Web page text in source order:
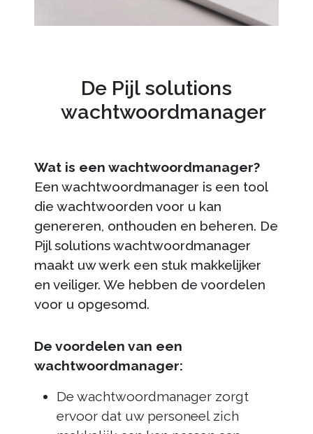
De Pijl solutions
wachtwoordmanager
Wat is een wachtwoordmanager?
Een wachtwoordmanager is een tool
die wachtwoorden voor u kan
genereren, onthouden en beheren. De
Pijl solutions wachtwoordmanager
maakt uw werk een stuk makkelijker
en veiliger. We hebben de voordelen
voor u opgesomd.
De voordelen van een
wachtwoordmanager:
De wachtwoordmanager zorgt
ervoor dat uw personeel zich